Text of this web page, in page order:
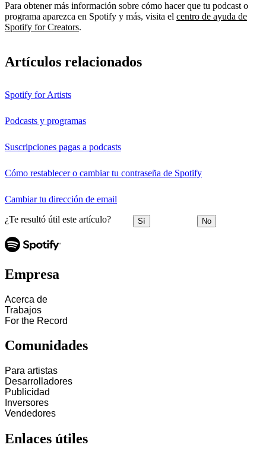
Para obtener más información sobre cómo hacer que tu podcast o
programa aparezca en Spotify y más, visita el centro de ayuda de
Spotify for Creators.
Artículos relacionados
Spotify for Artists
Podcasts y programas
Suscripciones pagas a podcasts
Cómo restablecer o cambiar tu contraseña de Spotify
Cambiar tu dirección de email
¿Te resultó útil este artículo? Sí No
Empresa
Acerca de
Trabajos
For the Record
Comunidades
Para artistas
Desarrolladores
Publicidad
Inversores
Vendedores
Enlaces útiles